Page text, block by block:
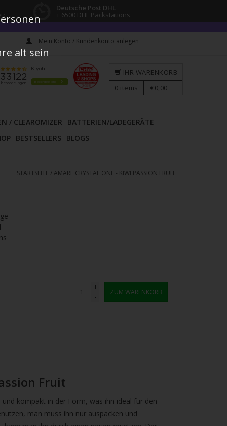
Deutsche Post DHL
+ 6500 DHL Packstations
Mein Konto / Kundenkonto anlegen
/ CLEAROMIZER
BATTERIEN/LADEGERÄTE
BESTSELLERS BLOGS
IHR WARENKORB
0 items €0,00
STARTSEITE /AMARE CRYSTAL ONE - KIWI PASSION FRUIT
+
-
ZUM WARENKORB
Fruit
kompakt in der Form, was ihn ideal für den
man muss ihn nur auspacken und
alt sein